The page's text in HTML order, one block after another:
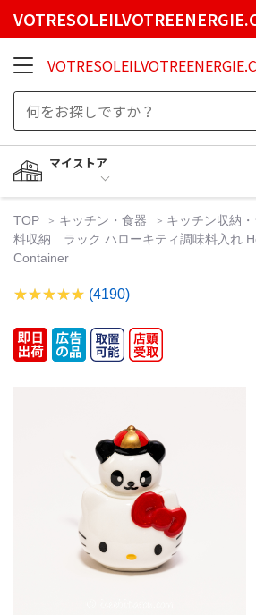
マイストア
TOP キッチン・食器 キッチン収納
料収納 ラック ハローキティ調味料入れ
Container
(4190)